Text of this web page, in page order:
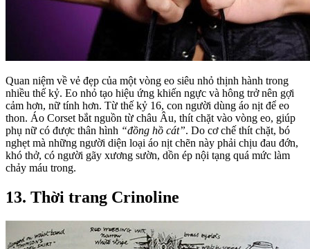
Quan niệm về vẻ đẹp của một vòng eo siêu nhỏ thịnh hành trong
nhiều thế kỷ. Eo nhỏ tạo hiệu ứng khiến ngực và hông trở nên gợi
cảm hơn, nữ tính hơn. Từ thế kỷ 16, con người dùng áo nịt để eo
thon. ​Áo Corset bắt nguồn từ châu Âu, thít chặt vào vòng eo, giúp
phụ nữ có được thân hình “đồng hồ cát”. Do cơ chế thít chặt, bó
nghẹt mà những người diện loại áo nịt chẽn này phải chịu đau đớn,
khó thở, có người gãy xương sườn, dồn ép nội tạng quá mức làm
chảy máu trong.
13. Thời trang Crinoline